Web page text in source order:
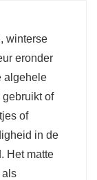
winterse
eronder
algehele
of
of
in de
Het matte
als